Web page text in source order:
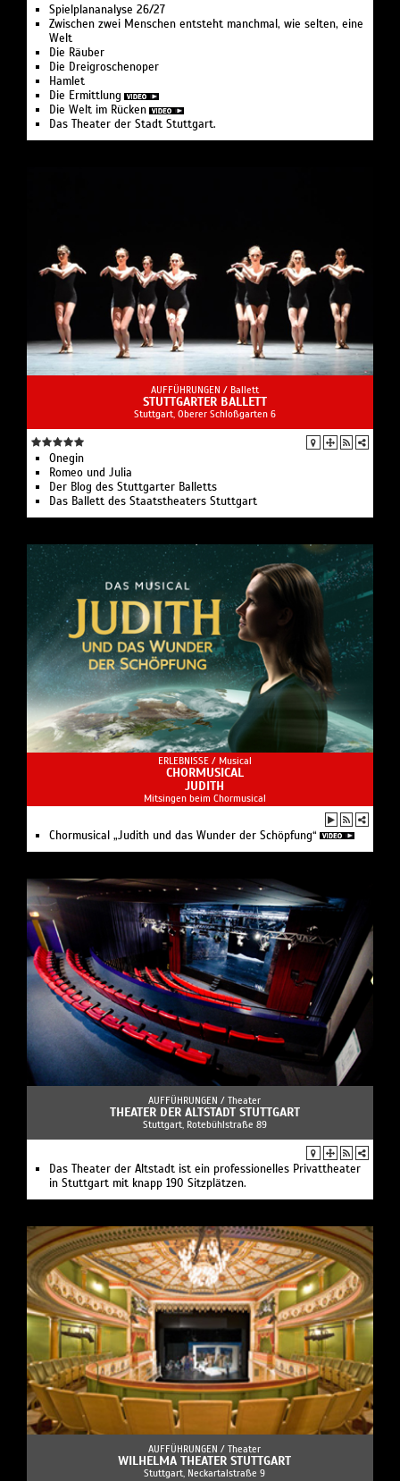
Spiel­plan­analyse 26/27
Zwischen zwei Menschen ent­steht manch­mal, wie selten, eine
Welt
Die Räuber
Die Drei­groschen­oper
Hamlet
Die Ermittlung
Die Welt im Rücken
Das Theater der Stadt Stuttgart.
AUFFÜHRUNGEN / Ballett
STUTTGARTER BALLETT
Stuttgart, Oberer Schloßgarten 6
Onegin
Romeo und Julia
Der Blog des Stuttgarter Balletts
Das Ballett des Staatstheaters Stuttgart
ERLEBNISSE / Musical
CHORMUSICAL
JUDITH
Mitsingen beim Chormusical
Chormusical „Judith und das Wunder der Schöpfung“
AUFFÜHRUNGEN / Theater
THEATER DER ALTSTADT STUTTGART
Stuttgart, Rotebühlstraße 89
Das Theater der Altstadt ist ein professionelles Privattheater
in Stuttgart mit knapp 190 Sitzplätzen.
AUFFÜHRUNGEN / Theater
WILHELMA THEATER STUTTGART
Stuttgart, Neckartalstraße 9